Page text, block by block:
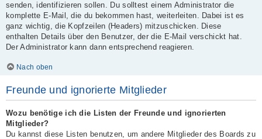
senden, identifizieren sollen. Du solltest einem Administrator die
komplette E-Mail, die du bekommen hast, weiterleiten. Dabei ist es
ganz wichtig, die Kopfzeilen (Headers) mitzuschicken. Diese
enthalten Details über den Benutzer, der die E-Mail verschickt hat.
Der Administrator kann dann entsprechend reagieren.
Nach oben
Freunde und ignorierte Mitglieder
Wozu benötige ich die Listen der Freunde und ignorierten
Mitglieder?
Du kannst diese Listen benutzen, um andere Mitglieder des Boards zu